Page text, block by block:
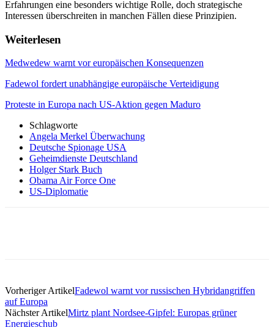
Erfahrungen eine besonders wichtige Rolle, doch strategische
Interessen überschreiten in manchen Fällen diese Prinzipien.
Weiterlesen
Medwedew warnt vor europäischen Konsequenzen
Fadewol fordert unabhängige europäische Verteidigung
Proteste in Europa nach US-Aktion gegen Maduro
Schlagworte
Angela Merkel Überwachung
Deutsche Spionage USA
Geheimdienste Deutschland
Holger Stark Buch
Obama Air Force One
US-Diplomatie
Vorheriger ArtikelFadewol warnt vor russischen Hybridangriffen
auf Europa
Nächster ArtikelMirtz plant Nordsee-Gipfel: Europas grüner
Energieschub